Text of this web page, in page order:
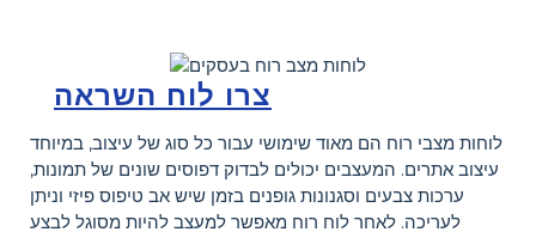
צרו לוח השראה
לוחות מצבי רוח הם מאוד שימושי עבור כל סוג של עיצוב, במיוחד
עיצוב אתרים. המעצבים יכולים לבדוק דפוסים שונים של תמונות,
ערכות צבעים וסגנונות גופנים בזמן שיש אב טיפוס פיזי וניתן
לעריכה. לאחר לוח רוח מאפשר למעצב להיות מסוגל לבצע